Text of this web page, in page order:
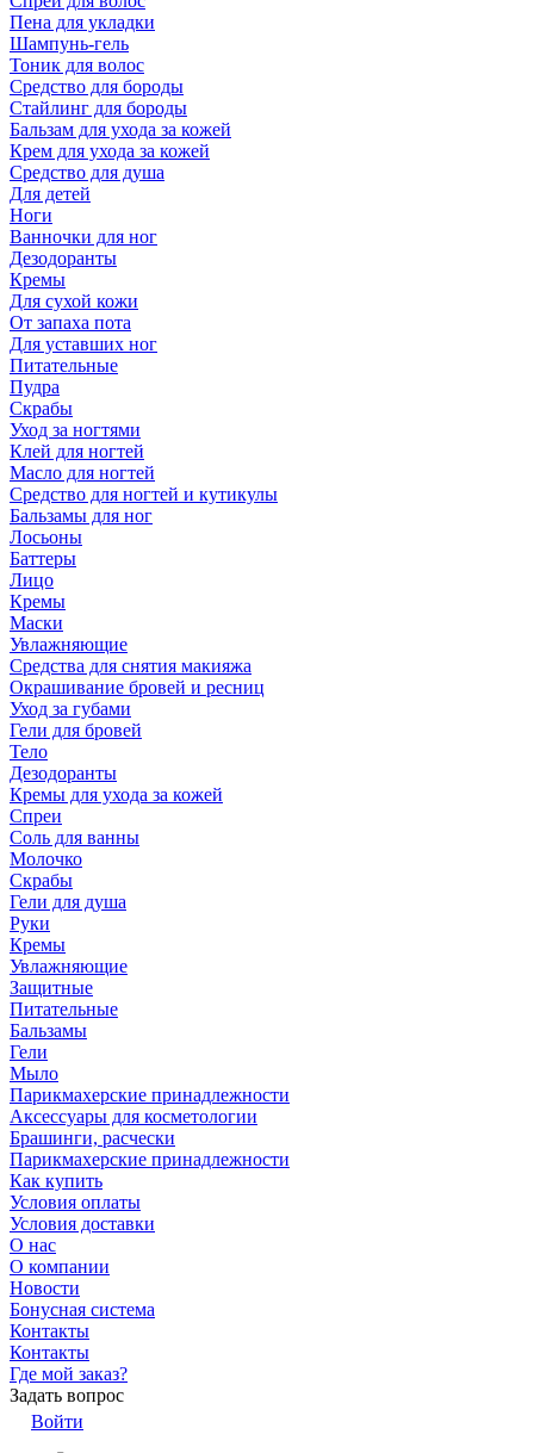
Пена для укладки
Шампунь-гель
Тоник для волос
Средство для бороды
Стайлинг для бороды
Бальзам для ухода за кожей
Крем для ухода за кожей
Средство для душа
Для детей
Ноги
Ванночки для ног
Дезодоранты
Кремы
Для сухой кожи
От запаха пота
Для уставших ног
Питательные
Пудра
Скрабы
Уход за ногтями
Клей для ногтей
Масло для ногтей
Средство для ногтей и кутикулы
Бальзамы для ног
Лосьоны
Баттеры
Лицо
Кремы
Маски
Увлажняющие
Средства для снятия макияжа
Окрашивание бровей и ресниц
Уход за губами
Гели для бровей
Тело
Дезодоранты
Кремы для ухода за кожей
Спреи
Соль для ванны
Молочко
Скрабы
Гели для душа
Руки
Кремы
Увлажняющие
Защитные
Питательные
Бальзамы
Гели
Мыло
Парикмахерские принадлежности
Аксессуары для косметологии
Брашинги, расчески
Парикмахерские принадлежности
Как купить
Условия оплаты
Условия доставки
О нас
О компании
Новости
Бонусная система
Контакты
Контакты
Где мой заказ?
Задать вопрос
Войти